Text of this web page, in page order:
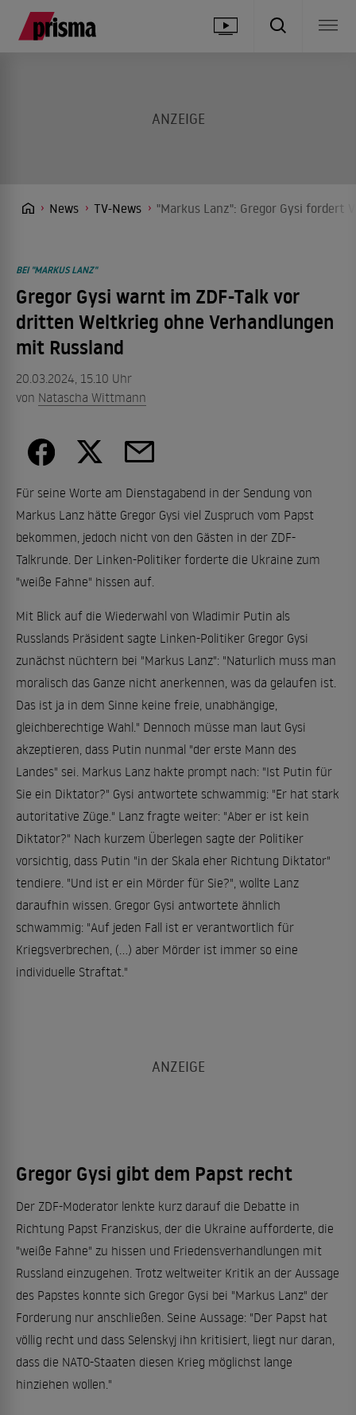
News TV-News "Markus Lanz": Gregor Gysi
BEI "MARKUS LANZ"
Gregor Gysi warnt im ZDF-Talk vor
dritten Weltkrieg ohne Verhandlungen
mit Russland
20.03.2024, 15.10 Uhr
von Natascha Wittmann
Für seine Worte am Dienstagabend in der Sendung von
Markus Lanz hätte Gregor Gysi viel Zuspruch vom Papst
bekommen, jedoch nicht von den Gästen in der ZDF-
Talkrunde. Der Linken-Politiker forderte die Ukraine zum
"weiße Fahne" hissen auf.
Mit Blick auf die Wiederwahl von Wladimir Putin als
Russlands Präsident sagte Linken-Politiker Gregor Gysi
zunächst nüchtern bei "Markus Lanz": "Naturlich muss man
moralisch das Ganze nicht anerkennen, was da gelaufen ist.
Das ist ja in dem Sinne keine freie, unabhängige,
gleichberechtige Wahl." Dennoch müsse man laut Gysi
akzeptieren, dass Putin nunmal "der erste Mann des
Landes" sei. Markus Lanz hakte prompt nach: "Ist Putin für
Sie ein Diktator?" Gysi antwortete schwammig: "Er hat stark
autoritative Züge." Lanz fragte weiter: "Aber er ist kein
Diktator?" Nach kurzem Überlegen sagte der Politiker
vorsichtig, dass Putin "in der Skala eher Richtung Diktator"
tendiere. "Und ist er ein Mörder für Sie?", wollte Lanz
daraufhin wissen. Gregor Gysi antwortete ähnlich
schwammig: "Auf jeden Fall ist er verantwortlich für
Kriegsverbrechen, (...) aber Mörder ist immer so eine
individuelle Straftat."
Gregor Gysi gibt dem Papst recht
Der ZDF-Moderator lenkte kurz darauf die Debatte in
Richtung Papst Franziskus, der die Ukraine aufforderte, die
"weiße Fahne" zu hissen und Friedensverhandlungen mit
Russland einzugehen. Trotz weltweiter Kritik an der Aussage
des Papstes konnte sich Gregor Gysi bei "Markus Lanz" der
Forderung nur anschließen. Seine Aussage: "Der Papst hat
völlig recht und dass Selenskyj ihn kritisiert, liegt nur daran,
dass die NATO-Staaten diesen Krieg möglichst lange
hinziehen wollen."